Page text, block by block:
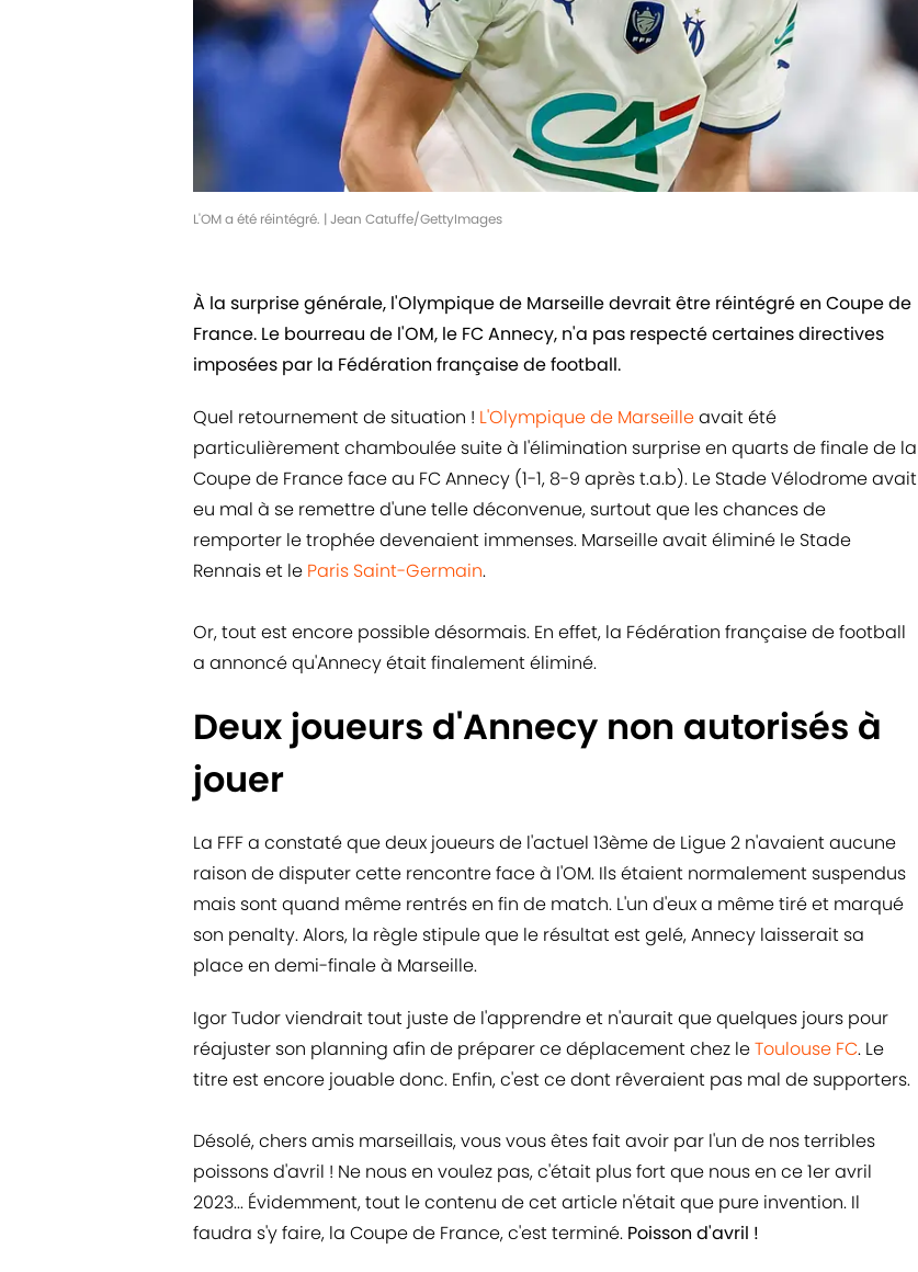
L'OM a été réintégré. | Jean Catuffe/GettyImages
À la surprise générale, l'Olympique de Marseille devrait être réintégré en Coupe de
France. Le bourreau de l'OM, le FC Annecy, n'a pas respecté certaines directives
imposées par la Fédération française de football.
Quel retournement de situation ! L'Olympique de Marseilleavait été
particulièrement chamboulée suite à l'élimination surprise en quarts de finale de la
Coupe de France face au FC Annecy (1-1, 8-9 après t.a.b). Le Stade Vélodrome avait
eu mal à se remettre d'une telle déconvenue, surtout que les chances de
remporter le trophée devenaient immenses. Marseille avait éliminé le Stade
Rennais et le Paris Saint-Germain.
Or, tout est encore possible désormais. En effet, la Fédération française de football
a annoncé qu'Annecy était finalement éliminé.
Deux joueurs d'Annecy non autorisés à
jouer
La FFF a constaté que deux joueurs de l'actuel 13ème de Ligue 2 n'avaient aucune
raison de disputer cette rencontre face à l'OM. Ils étaient normalement suspendus
mais sont quand même rentrés en fin de match. L'un d'eux a même tiré et marqué
son penalty. Alors, la règle stipule que le résultat est gelé, Annecy laisserait sa
place en demi-finale à Marseille.
Igor Tudor viendrait tout juste de l'apprendre et n'aurait que quelques jours pour
réajuster son planning afin de préparer ce déplacement chez leToulouse FC. Le
titre est encore jouable donc. Enfin, c'est ce dont rêveraient pas mal de supporters.
Désolé, chers amis marseillais, vous vous êtes fait avoir par l'un de nos terribles
poissons d'avril ! Ne nous en voulez pas, c'était plus fort que nous en ce 1er avril
2023... Évidemment, tout le contenu de cet article n'était que pure invention. Il
faudra s'y faire, la Coupe de France, c'est terminé. Poisson d'avril !